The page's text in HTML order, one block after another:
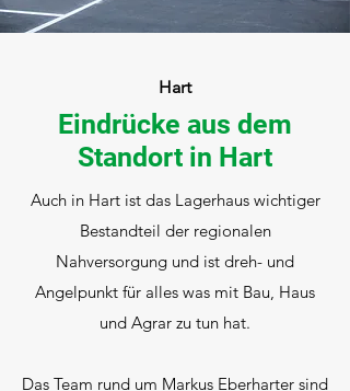
Hart
Eindrücke aus dem
Standort in Hart
Auch in Hart ist das Lagerhaus wichtiger
Bestandteil der regionalen
Nahversorgung und ist dreh- und
Angelpunkt für alles was mit Bau, Haus
und Agrar zu tun hat.
Das Team rund um Markus Eberharter sind